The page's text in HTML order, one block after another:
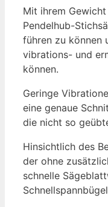
Mit ihrem
Pendelhub-
führen zu können
vibrations- und
können.
Geringe
eine genaue
die nicht so
Hinsichtlich des
der ohne
schnelle